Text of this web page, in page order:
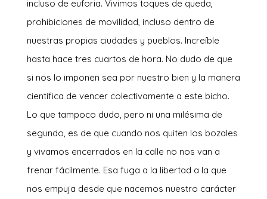
incluso de euforia. Vivimos toques de queda,
prohibiciones de movilidad, incluso dentro de
nuestras propias ciudades y pueblos. Increíble
hasta hace tres cuartos de hora. No dudo de que
si nos lo imponen sea por nuestro bien y la manera
científica de vencer colectivamente a este bicho.
Lo que tampoco dudo, pero ni una milésima de
segundo, es de que cuando nos quiten los bozales
y vivamos encerrados en la calle no nos van a
frenar fácilmente. Esa fuga a la libertad a la que
nos empuja desde que nacemos nuestro carácter